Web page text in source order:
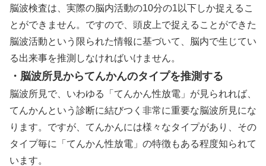
脳波検査は、実際の脳内活動の10分の1以下しか捉えるこ
とができません。ですので、頭皮上で捉えることができた
脳波活動という限られた情報に基づいて、脳内で生じてい
る出来事を推測しなければいけません。
・脳波所見からてんかんのタイプを推測する
脳波所見で、いわゆる「てんかん性放電」が見られれば、
てんかんという診断に結びつく非常に重要な脳波所見にな
ります。ですが、てんかんには様々なタイプがあり、その
タイプ毎に「てんかん性放電」の特徴もある程度知られて
います。